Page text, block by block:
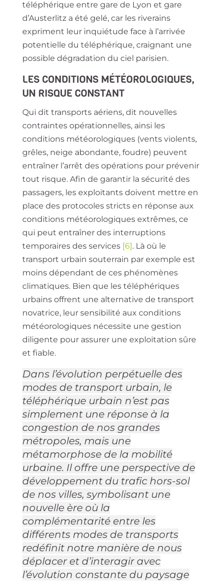
téléphérique entre gare de Lyon et gare
d’Austerlitz a été gelé, car les riverains
expriment leur inquiétude face à l’arrivée
potentielle du téléphérique, craignant une
possible dégradation du ciel parisien.
LES CONDITIONS MÉTÉOROLOGIQUES,
UN RISQUE CONSTANT
Qui dit transports aériens, dit nouvelles
contraintes opérationnelles, ainsi les
conditions météorologiques (vents violents,
grêles, neige abondante, foudre) peuvent
entraîner l’arrêt des opérations pour prévenir
tout risque. Afin de garantir la sécurité des
passagers, les exploitants doivent mettre en
place des protocoles stricts en réponse aux
conditions météorologiques extrêmes, ce
qui peut entraîner des interruptions
temporaires des services [6]. Là où le
transport urbain souterrain par exemple est
moins dépendant de ces phénomènes
climatiques. Bien que les téléphériques
urbains offrent une alternative de transport
novatrice, leur sensibilité aux conditions
météorologiques nécessite une gestion
diligente pour assurer une exploitation sûre
et fiable.
Dans l’évolution perpétuelle des
modes de transport urbain, le
téléphérique urbain n’est pas
simplement une réponse à la
congestion de nos grandes
métropoles, mais une
métamorphose de la mobilité
urbaine. Il offre une perspective de
développement du trafic hors-sol
de nos villes, symbolisant une
nouvelle ère où la
complémentarité entre les
différents modes de transports
redéfinit notre manière de nous
déplacer et d’interagir avec
l’évolution constante du paysage